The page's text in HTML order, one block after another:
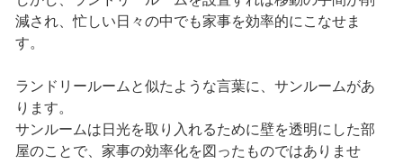
減され、忙しい日々の中でも家事を効率的にこなせま
す。
ランドリールームと似たような言葉に、サンルームがあ
ります。
サンルームは日光を取り入れるために壁を透明にした部
屋のことで、家事の効率化を図ったものではありませ